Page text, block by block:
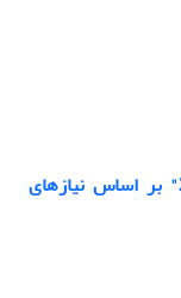
ارزیابی کتاب درسی انگلیسی "پراسپکت 2" بر اساس نیازهای